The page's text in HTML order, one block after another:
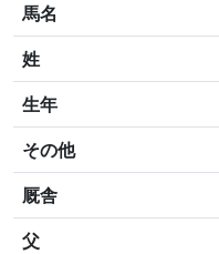
馬名
姓
生年
その他
厩舎
父